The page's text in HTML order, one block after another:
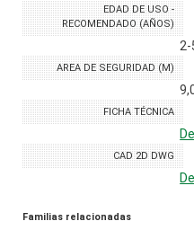
EDAD DE USO -
RECOMENDADO (AÑOS)
2-
AREA DE SEGURIDAD (M)
FICHA TÉCNICA
CAD 2D DWG
Familias relacionadas